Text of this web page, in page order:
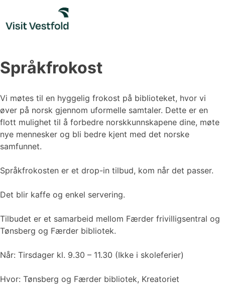
content
Språkfrokost
Vi møtes til en hyggelig frokost på biblioteket, hvor vi
øver på norsk gjennom uformelle samtaler. Dette er en
flott mulighet til å forbedre norskkunnskapene dine, møte
nye mennesker og bli bedre kjent med det norske
samfunnet.
Språkfrokosten er et drop-in tilbud, kom når det passer.
Det blir kaffe og enkel servering.
Tilbudet er et samarbeid mellom Færder frivilligsentral og
Tønsberg og Færder bibliotek.
Når: Tirsdager kl. 9.30 – 11.30 (Ikke i skoleferier)
Hvor: Tønsberg og Færder bibliotek, Kreatoriet